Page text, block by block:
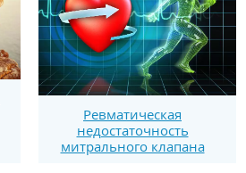
Ревматическая
недостаточность
митрального клапана